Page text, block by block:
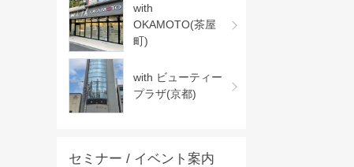
with
OKAMOTO(茶屋
町)
with ビューティー
プラザ(京都)
セミナー / イベント案内